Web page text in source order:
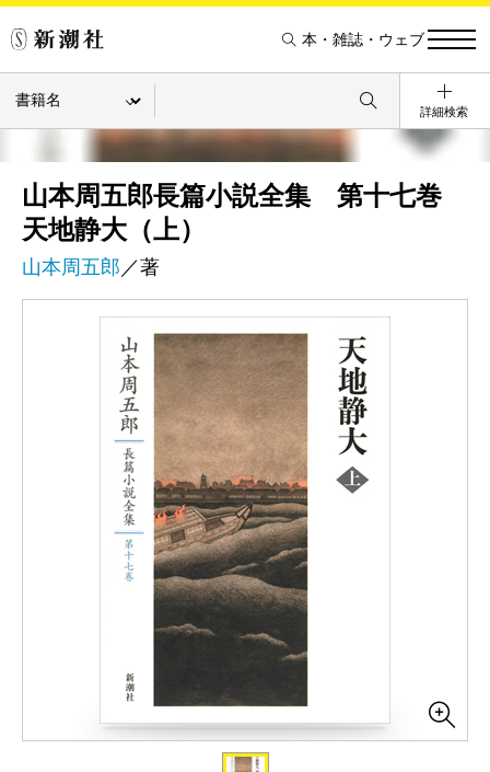
本・雑誌・ウェブ
詳細検索
山本周五郎長篇小説全集 第十七巻
天地静大（上）
山本周五郎 ／著